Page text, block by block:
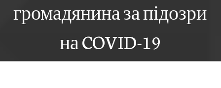
громадянина за підозри
на COVID-19